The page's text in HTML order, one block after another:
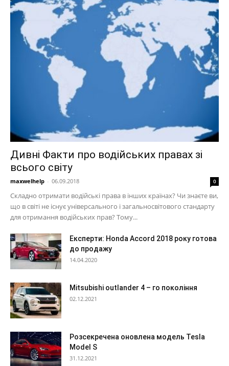
Дивні Факти про водійських правах зі
всього світу
maxwelhelp - 06.09.2018 0
Складно отримати водійські права в інших країнах? Чи знаєте ви,
що в світі не існує універсального і загальносвітового стандарту
для отримання водійських прав? Тому...
Експерти: Honda Accord 2018 року готова
до продажу
14.04.2020
Mitsubishi outlander 4 – го покоління
02.12.2021
Розсекречена оновлена модель Tesla
Model S
31.12.2021